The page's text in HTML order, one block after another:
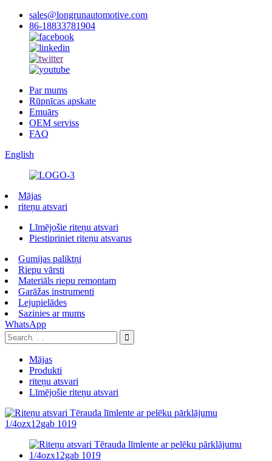
sales@longrunautomotive.com
86-18833781904
Par mums
Rūpnīcas apskate
Emuārs
OEM serviss
FAQ
English
Mājas
riteņu atsvari
Līmējošie riteņu atsvari
Piestipriniet riteņu atsvarus
Gumijas paliktņi
Riepu vārsti
Materiāls riepu remontam
Garāžas instrumenti
Lejupielādes
Sazinies ar mums
WhatsApp
Mājas
Produkti
riteņu atsvari
Līmējošie riteņu atsvari